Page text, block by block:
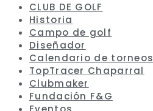
CLUB DE GOLF
Historia
Campo de golf
Diseñador
Calendario de torneos
TopTracer Chaparral
Clubmaker
Fundación F&G